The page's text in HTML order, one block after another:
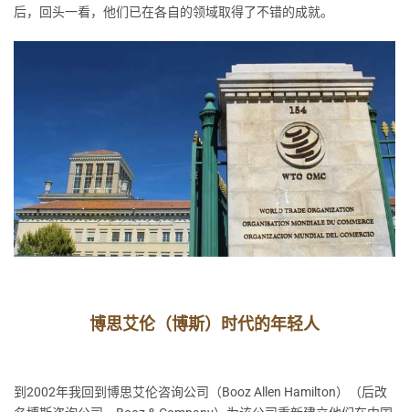
后，回头一看，他们已在各自的领域取得了不错的成就。
博思艾伦（博斯）时代的年轻人
到2002年我回到博思艾伦咨询公司（Booz Allen Hamilton）（后改